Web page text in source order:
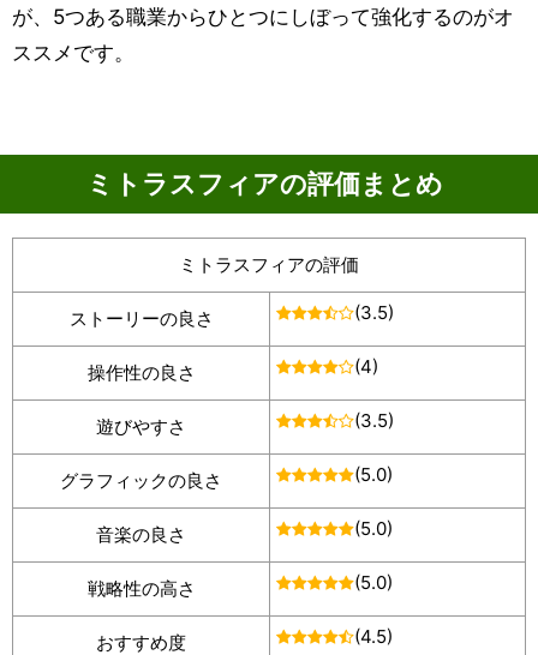
が、5つある職業からひとつにしぼって強化するのがオ
ススメです。
ミトラスフィアの評価まとめ
ミトラスフィアの評価
ストーリーの良さ (3.5)
操作性の良さ (4)
遊びやすさ (3.5)
グラフィックの良さ (5.0)
音楽の良さ (5.0)
戦略性の高さ (5.0)
おすすめ度 (4.5)